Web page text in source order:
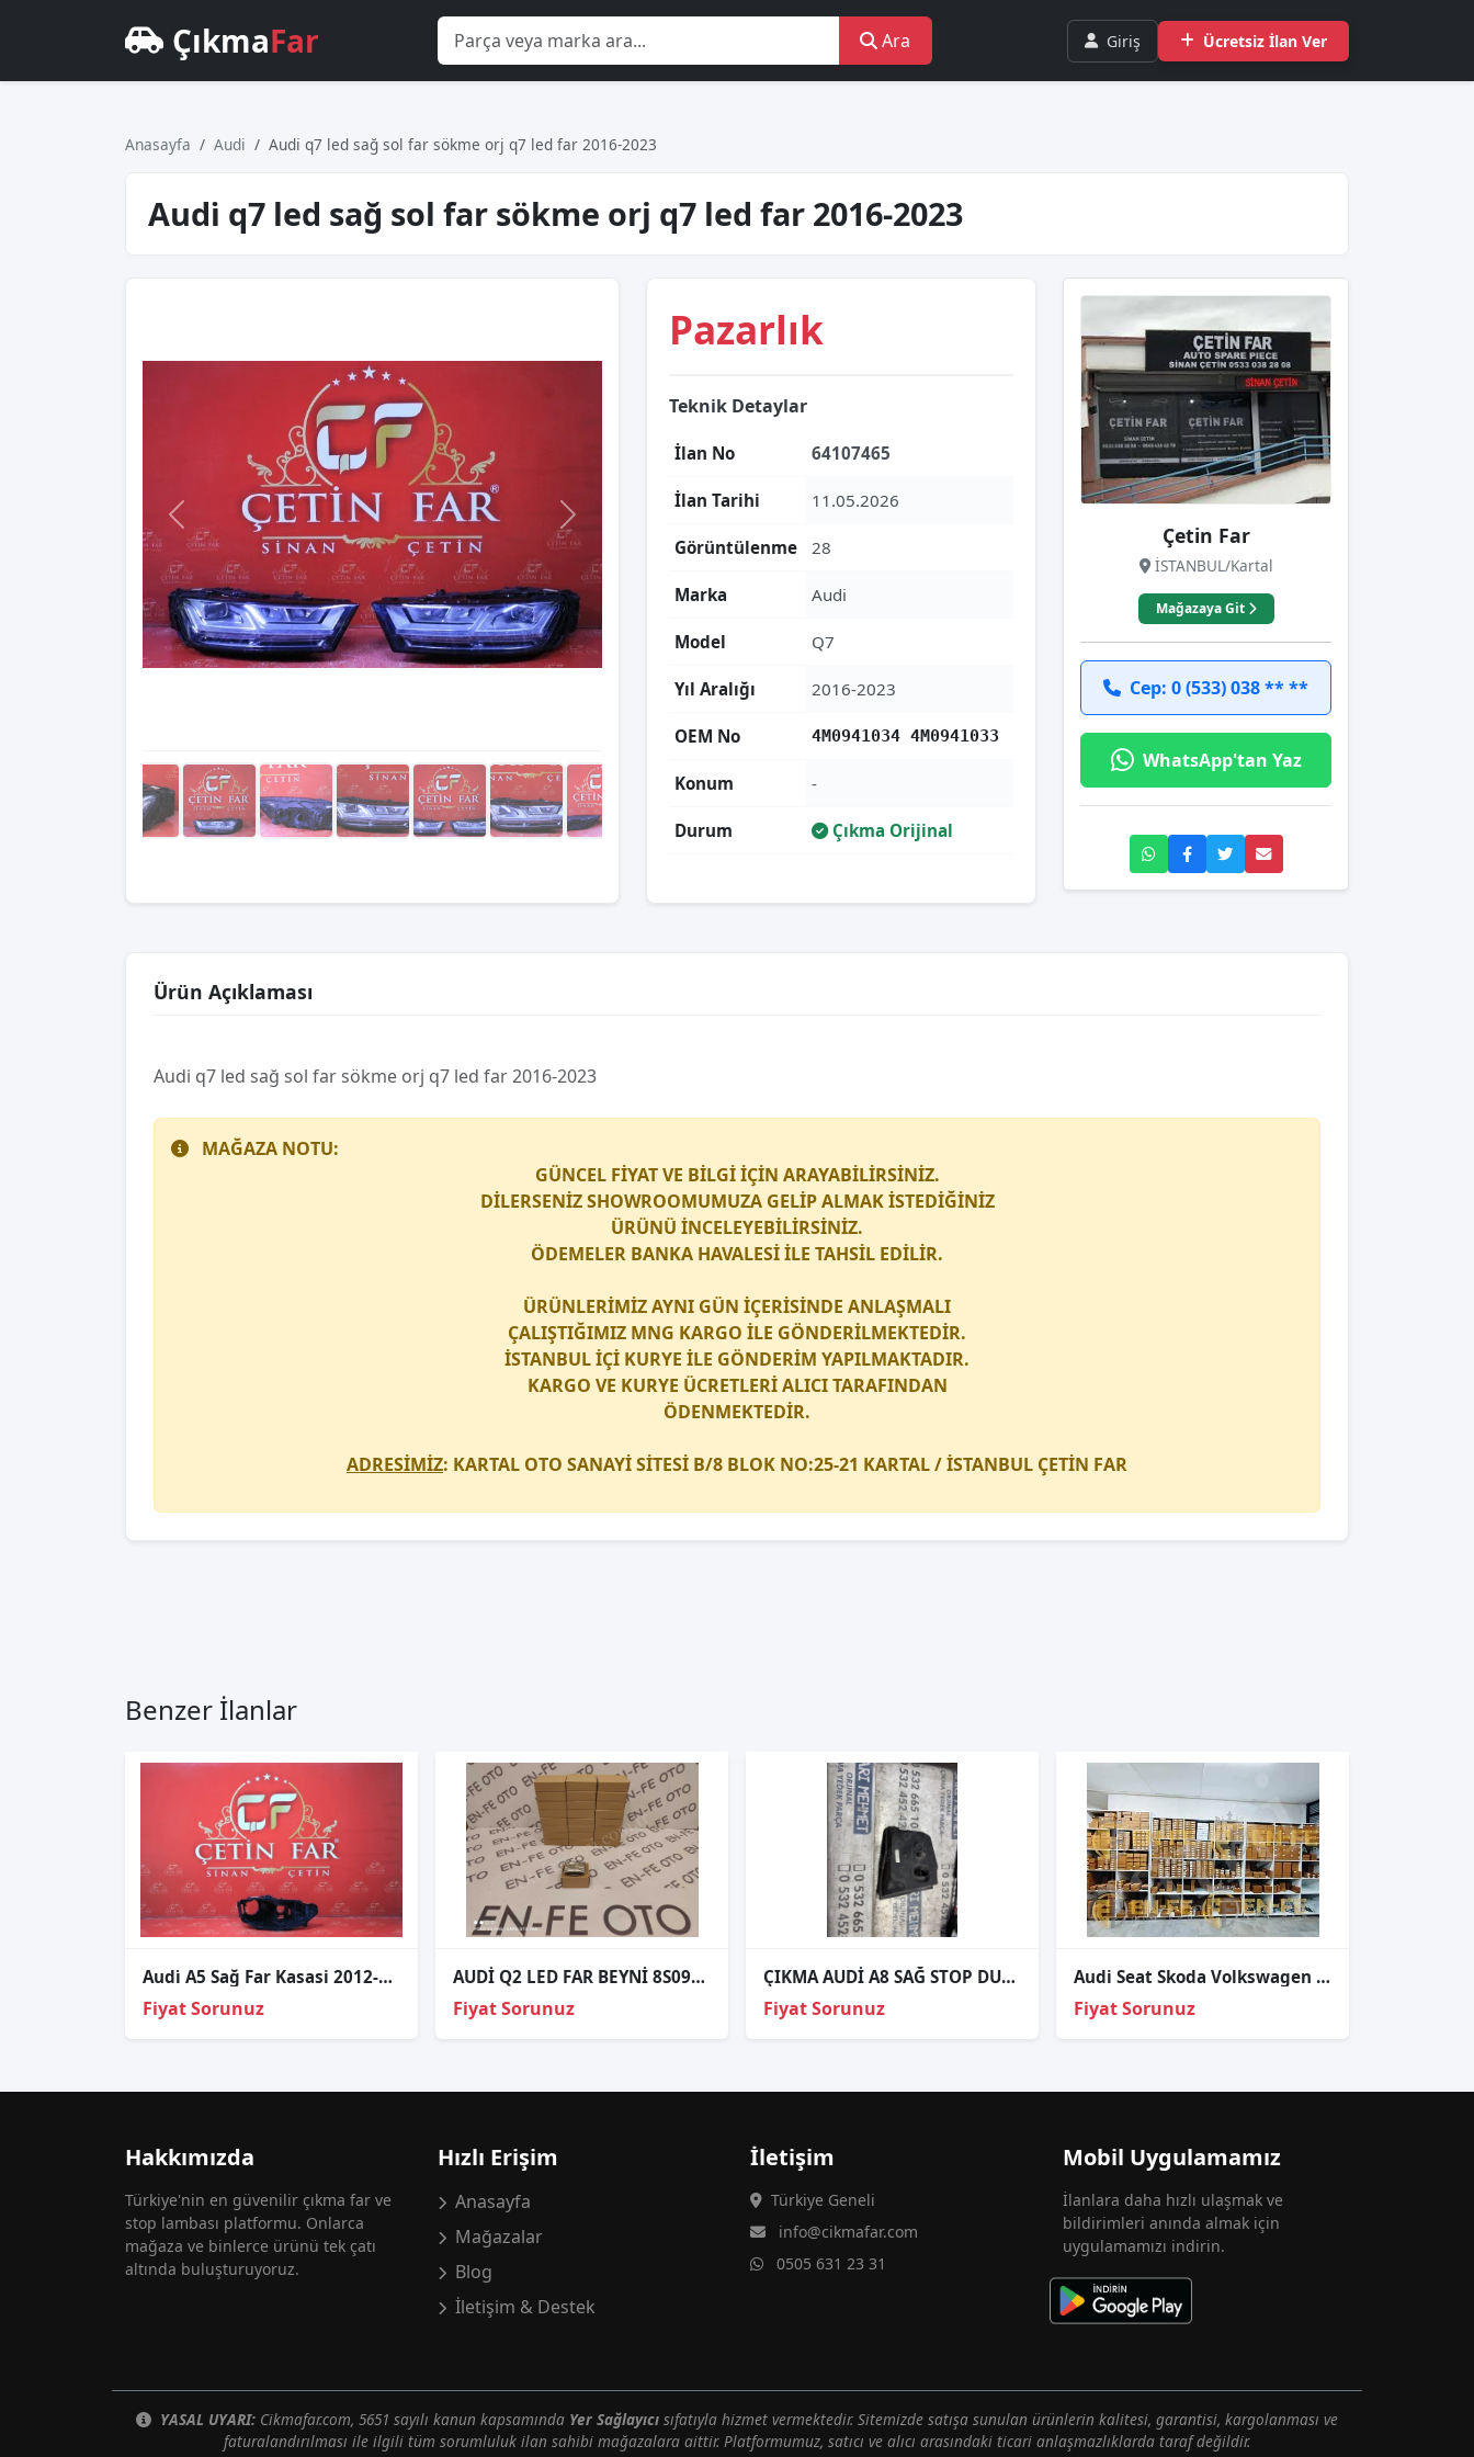
ÇıkmaFar Ara Giriş Ücretsiz İlan Ver
Anasayfa Audi Audi̇ q7 led sağ sol far sökme orj q7 led far 2016-2023
Audi̇ q7 led sağ sol far sökme orj q7 led far 2016-2023
Pazarlık
Teknik Detaylar
İlan No 64107465
İlan Tarihi 11.05.2026
Görüntülenme 28
Marka Audi
Model Q7
Yıl Aralığı 2016-2023
OEM No 4M0941034 4M0941033
Konum -
Durum Çıkma Orijinal
Çetin Far
İSTANBUL/Kartal
Mağazaya Git
Cep: 0 (533) 038 ** **
WhatsApp'tan Yaz
Ürün Açıklaması
Audi̇ q7 led sağ sol far sökme orj q7 led far 2016-2023
MAĞAZA NOTU:
GÜNCEL FİYAT VE BİLGİ İÇİN ARAYABİLİRSİNİZ.
DİLERSENİZ SHOWROOMUMUZA GELİP ALMAK İSTEDİĞİNİZ
ÜRÜNÜ İNCELEYEBİLİRSİNİZ.
ÖDEMELER BANKA HAVALESİ İLE TAHSİL EDİLİR.
ÜRÜNLERİMİZ AYNI GÜN İÇERİSİNDE ANLAŞMALI
ÇALIŞTIĞIMIZ MNG KARGO İLE GÖNDERİLMEKTEDİR.
İSTANBUL İÇİ KURYE İLE GÖNDERİM YAPILMAKTADIR.
KARGO VE KURYE ÜCRETLERİ ALICI TARAFINDAN
ÖDENMEKTEDİR.
ADRESİMİZ: KARTAL OTO SANAYİ SİTESİ B/8 BLOK NO:25-21 KARTAL / İSTANBUL ÇETİN FAR
Benzer İlanlar
Audi̇ A5 Sağ Far Kasasi 2012-2015
Fiyat Sorunuz
AUDİ Q2 LED FAR BEYNİ 8S0907397C 8S0 907 397 C
Fiyat Sorunuz
ÇIKMA AUDİ A8 SAĞ STOP DUYU LEDLİ 2004-2007
Fiyat Sorunuz
Audi Seat Skoda Volkswagen Led Far Beyni 992941571AF 992.941.571.AF
Fiyat Sorunuz
Hakkımızda
Türkiye'nin en güvenilir çıkma far ve
stop lambası platformu. Onlarca
mağaza ve binlerce ürünü tek çatı
altında buluşturuyoruz.
Hızlı Erişim
Anasayfa
Mağazalar
Blog
İletişim & Destek
İletişim
Türkiye Geneli
info@cikmafar.com
0505 631 23 31
Mobil Uygulamamız
İlanlara daha hızlı ulaşmak ve
bildirimleri anında almak için
uygulamamızı indirin.
YASAL UYARI: Cikmafar.com, 5651 sayılı kanun kapsamında Yer Sağlayıcı sıfatıyla hizmet vermektedir. Sitemizde satışa sunulan ürünlerin kalitesi, garantisi, kargolanması ve
faturalandırılması ile ilgili tüm sorumluluk ilan sahibi mağazalara aittir. Platformumuz, satıcı ve alıcı arasındaki ticari anlaşmazlıklarda taraf değildir.